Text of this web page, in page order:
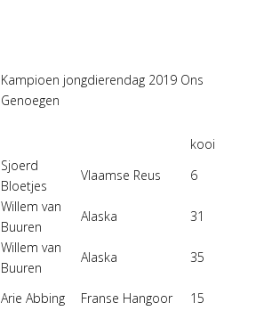
Kampioen jongdierendag 2019 Ons
Genoegen
kooi
Sjoerd
Bloetjes
Vlaamse Reus
6
Willem van
Buuren
Alaska
31
Willem van
Buuren
Alaska
35
Arie Abbing Franse Hangoor
15